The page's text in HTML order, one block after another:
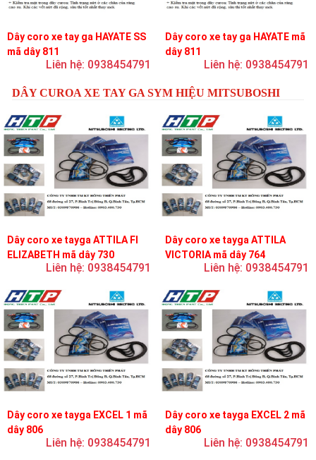
Dây coro xe tay ga HAYATE SS
mã dây 811
Liên hệ: 0938454791
Dây coro xe tay ga HAYATE mã
dây 811
Liên hệ: 0938454791
DÂY CUROA XE TAY GA SYM HIỆU MITSUBOSHI
Dây coro xe tayga ATTILA FI
ELIZABETH mã dây 730
Liên hệ: 0938454791
Dây coro xe tayga ATTILA
VICTORIA mã dây 764
Liên hệ: 0938454791
Dây coro xe tayga EXCEL 1 mã
dây 806
Liên hệ: 0938454791
Dây coro xe tayga EXCEL 2 mã
dây 806
Liên hệ: 0938454791